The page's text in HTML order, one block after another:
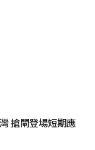
搶閘登場短期應